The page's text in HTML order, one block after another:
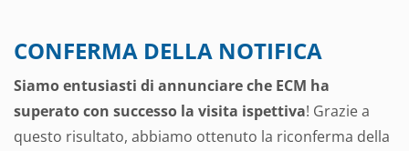
CONFERMA DELLA NOTIFICA
Siamo entusiasti di annunciare che ECM ha
superato con successo la visita ispettiva! Grazie a
questo risultato, abbiamo ottenuto la riconferma della